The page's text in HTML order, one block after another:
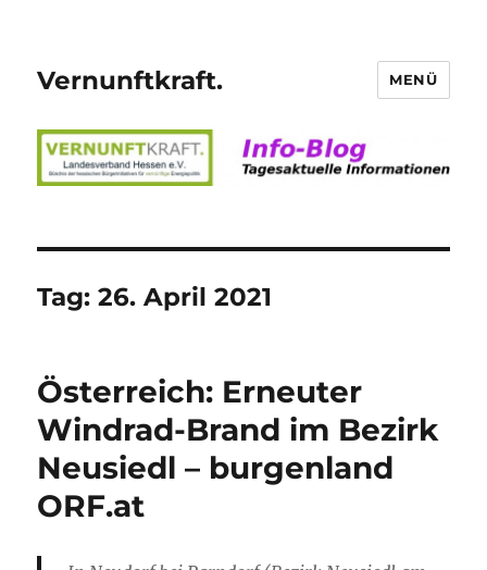
Vernunftkraft. MENÜ
Tag:26. April 2021
Österreich: Erneuter
Windrad-Brand im Bezirk
Neusiedl – burgenland
ORF.at